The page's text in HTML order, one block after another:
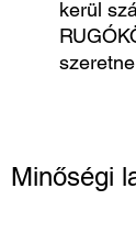
kerül
Minőségi